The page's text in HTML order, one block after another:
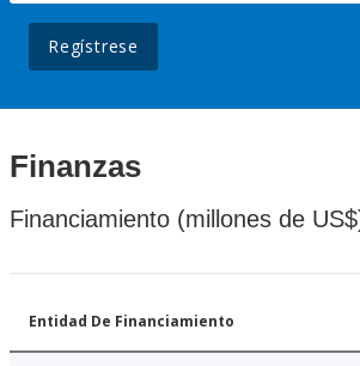
Regístrese
Finanzas
Financiamiento (millones de
Entidad De Financiamiento